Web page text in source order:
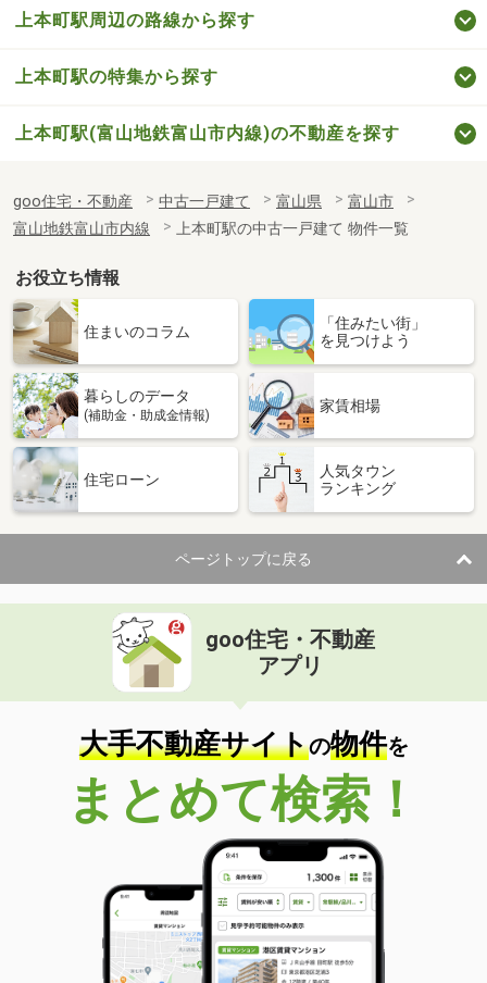
上本町駅周辺の路線から探す
上本町駅の特集から探す
上本町駅(富山地鉄富山市内線)の不動産を探す
goo住宅・不動産 中古一戸建て 富山県
富山市
富山地鉄富山市内線
上本町駅の中古一戸建て 物件一覧
お役立ち情報
住まいのコラム
「住みたい街」
を見つけよう
暮らしのデータ
(補助金・助成金情報)
家賃相場
住宅ローン
人気タウン
ランキング
ページトップに戻る
goo住宅・不動産
アプリ
大手不動産サイトの物件を
まとめて検索！